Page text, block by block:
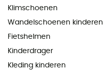
Klimschoenen
Wandelschoenen kinderen
Fietshelmen
Kinderdrager
Kleding kinderen